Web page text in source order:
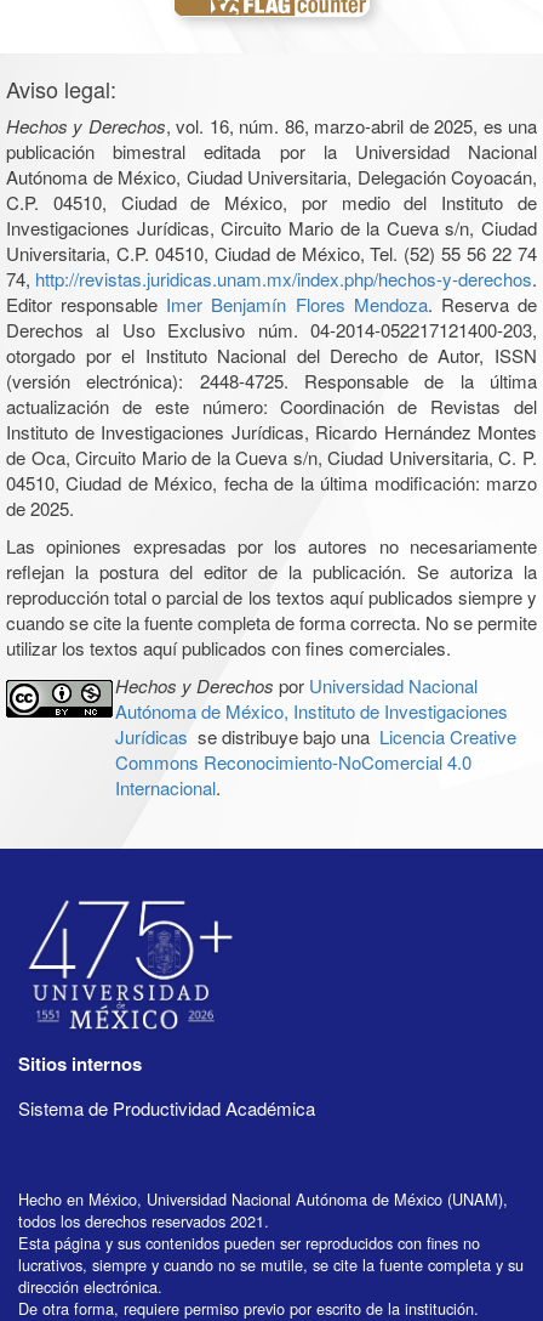
Aviso legal:
Hechos y Derechos, vol. 16, núm. 86, marzo-abril de 2025, es una
publicación bimestral editada por la Universidad Nacional
Autónoma de México, Ciudad Universitaria, Delegación Coyoacán,
C.P. 04510, Ciudad de México, por medio del Instituto de
Investigaciones Jurídicas, Circuito Mario de la Cueva s/n, Ciudad
Universitaria, C.P. 04510, Ciudad de México, Tel. (52) 55 56 22 74
74, http://revistas.juridicas.unam.mx/index.php/hechos-y-derechos.
Editor responsable Imer Benjamín Flores Mendoza. Reserva de
Derechos al Uso Exclusivo núm. 04-2014-052217121400-203,
otorgado por el Instituto Nacional del Derecho de Autor, ISSN
(versión electrónica): 2448-4725. Responsable de la última
actualización de este número: Coordinación de Revistas del
Instituto de Investigaciones Jurídicas, Ricardo Hernández Montes
de Oca, Circuito Mario de la Cueva s/n, Ciudad Universitaria, C. P.
04510, Ciudad de México, fecha de la última modificación: marzo
de 2025.
Las opiniones expresadas por los autores no necesariamente
reflejan la postura del editor de la publicación. Se autoriza la
reproducción total o parcial de los textos aquí publicados siempre y
cuando se cite la fuente completa de forma correcta. No se permite
utilizar los textos aquí publicados con fines comerciales.
Hechos y Derechos por Universidad Nacional
Autónoma de México, Instituto de Investigaciones
Jurídicas se distribuye bajo una Licencia Creative
Commons Reconocimiento-NoComercial 4.0
Internacional.
Sitios internos
Sistema de Productividad Académica
Hecho en México, Universidad Nacional Autónoma de México (UNAM),
todos los derechos reservados 2021.
Esta página y sus contenidos pueden ser reproducidos con fines no
lucrativos, siempre y cuando no se mutile, se cite la fuente completa y su
dirección electrónica.
De otra forma, requiere permiso previo por escrito de la institución.